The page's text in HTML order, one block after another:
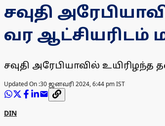
சவுதி
வர ஆட்சியரிடம்
சவுதி அரேபியாவில்
Updated On :30 ஜனவரி 2024, 6:44 pm IST
DIN